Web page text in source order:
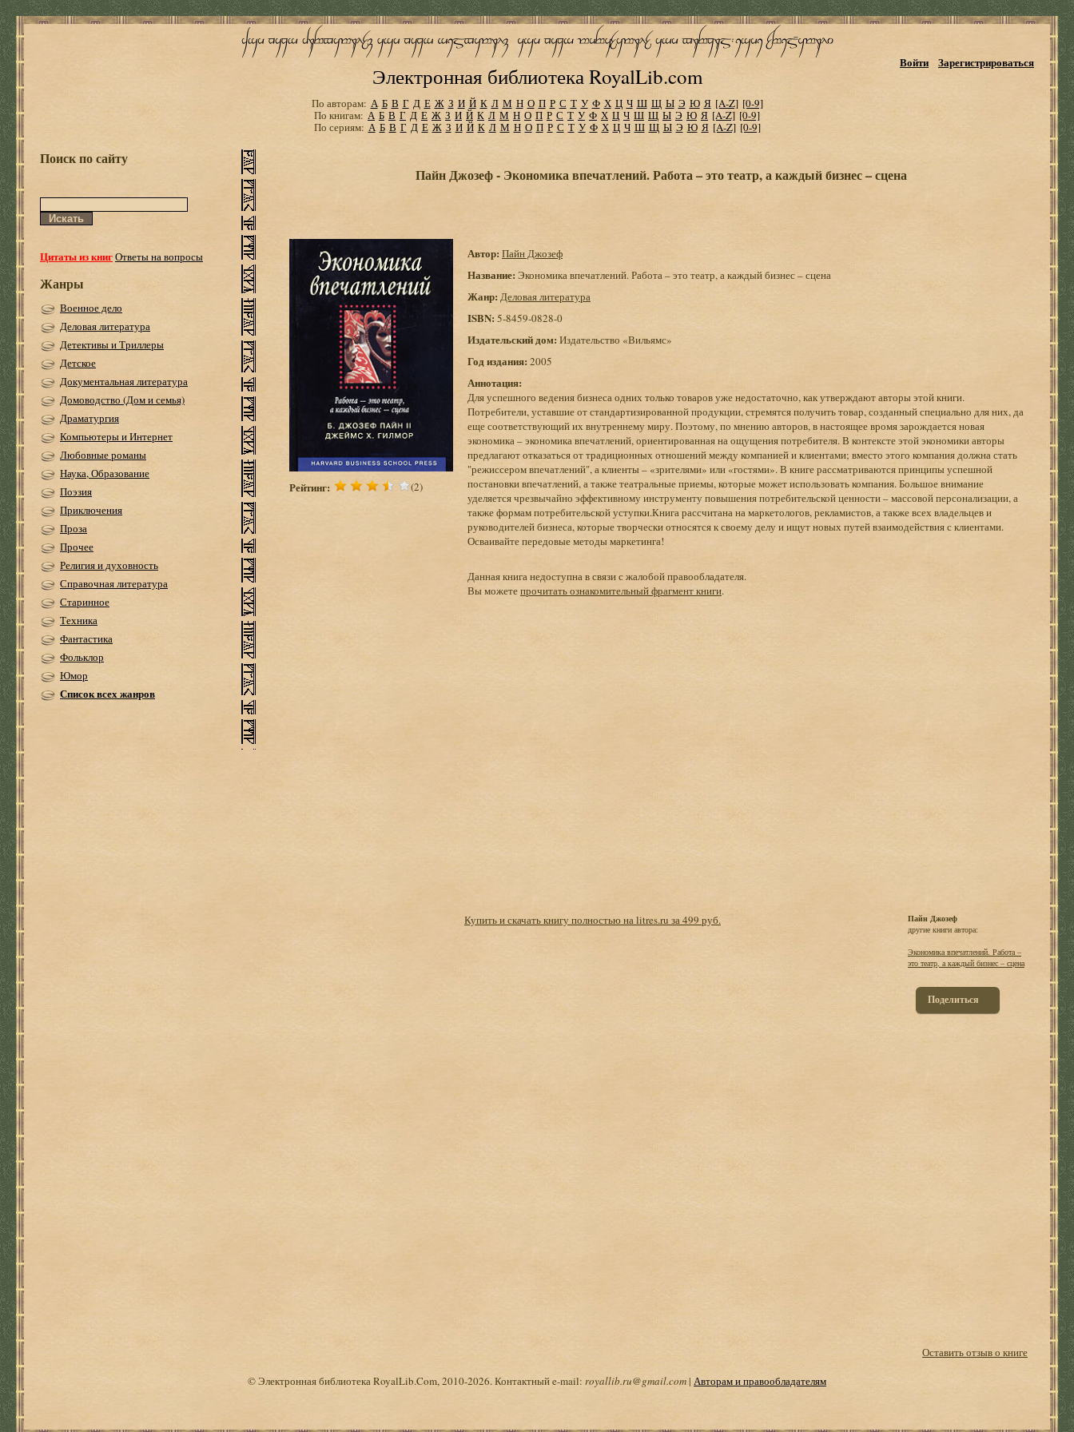
Электронная библиотека RoyalLib.com
Войти Зарегистрироваться
По авторам: А Б В Г Д Е Ж З И Й К Л М Н О П Р С Т У Ф Х Ц Ч Ш Щ Ы Э Ю Я [A-Z] [0-9]
По книгам: А Б В Г Д Е Ж З И Й К Л М Н О П Р С Т У Ф Х Ц Ч Ш Щ Ы Э Ю Я [A-Z] [0-9]
По сериям: А Б В Г Д Е Ж З И Й К Л М Н О П Р С Т У Ф Х Ц Ч Ш Щ Ы Э Ю Я [A-Z] [0-9]
Поиск по сайту
Цитаты из книгОтветы на вопросы
Жанры
Военное дело
Деловая литература
Детективы и Триллеры
Детское
Документальная литература
Домоводство (Дом и семья)
Драматургия
Компьютеры и Интернет
Любовные романы
Наука, Образование
Поэзия
Приключения
Проза
Прочее
Религия и духовность
Справочная литература
Старинное
Техника
Фантастика
Фольклор
Юмор
Список всех жанров
Пайн Джозеф - Экономика впечатлений. Работа – это театр, а каждый бизнес – сцена
Рейтинг: (2)
Автор: Пайн Джозеф
Название: Экономика впечатлений. Работа – это театр, а каждый бизнес – сцена
Жанр: Деловая литература
ISBN: 5-8459-0828-0
Издательский дом: Издательство «Вильямс»
Год издания: 2005
Аннотация:
Для успешного ведения бизнеса одних только товаров уже недостаточно, как утверждают авторы этой книги.
Потребители, уставшие от стандартизированной продукции, стремятся получить товар, созданный специально для них, да
еще соответствующий их внутреннему миру. Поэтому, по мнению авторов, в настоящее вромя зарождается новая
экономика – экономика впечатлений, ориентированная на ощущения потребителя. В контексте этой экономики авторы
предлагают отказаться от традиционных отношений между компанией и клиентами; вместо этого компания должна стать
"режиссером впечатлений", а клиенты – «зрителями» или «гостями». В книге рассматриваются принципы успешной
постановки впечатлений, а также театральные приемы, которые может использовать компания. Большое внимание
уделяется чрезвычайно эффективному инструменту повышения потребительской ценности – массовой персонализации, а
также формам потребительской уступки.Книга рассчитана на маркетологов, рекламистов, а также всех владельцев и
руководителей бизнеса, которые творчески относятся к своему делу и ищут новых путей взаимодействия с клиентами.
Осваивайте передовые методы маркетинга!
Данная книга недоступна в связи с жалобой правообладателя.
Вы можетепрочитать ознакомительный фрагмент книги.
Купить и скачать книгу полностью на litres.ru за 499 руб.
Пайн Джозеф
другие книги автора:
Экономика впечатлений. Работа –
это театр, а каждый бизнес – сцена
Поделиться
Оставить отзыв о книге
© Электронная библиотека RoyalLib.Com, 2010-2026. Контактный e-mail: royallib.ru@gmail.com| Авторам и правообладателям